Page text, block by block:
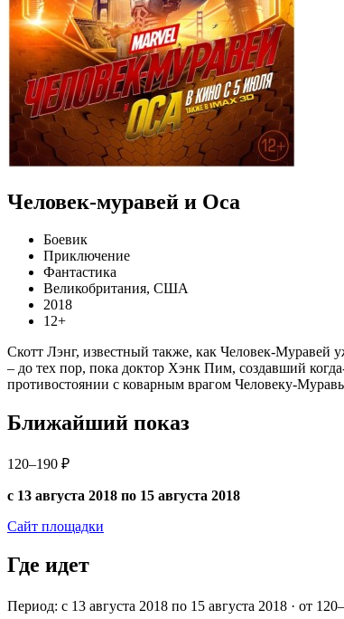
Человек-муравей и Оса
Боевик
Приключение
Фантастика
Великобритания, США
2018
12+
Скотт Лэнг, известный также, как Человек-Муравей
– до тех пор, пока доктор Хэнк Пим, создавший
противостоянии с коварным врагом Человеку-
Ближайший показ
120–190 ₽
с 13 августа 2018 по 15 августа 2018
Сайт площадки
Где идет
Период: с 13 августа 2018 по 15 августа 2018 · от